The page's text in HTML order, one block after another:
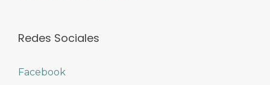
Redes Sociales
Facebook